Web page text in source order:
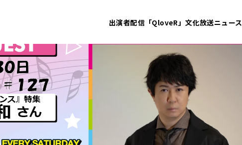
出演者配信「QloveR」文化放送ニュース